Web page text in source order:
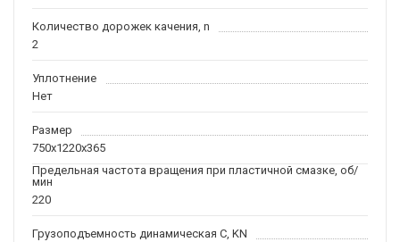
Количество дорожек качения, n
2
Уплотнение
Нет
Размер
750x1220x365
Предельная частота вращения при пластичной смазке, об/
мин
220
Грузоподъемность динамическая C, KN